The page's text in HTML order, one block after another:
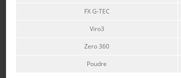
FX G-TEC
Viro3
Zero 360
Poudre